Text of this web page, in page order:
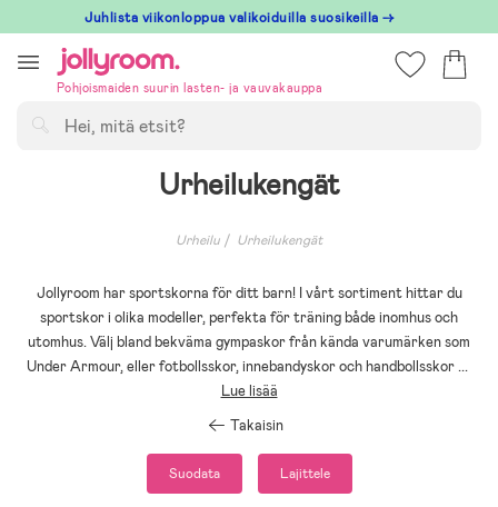
till
innehållet
Juhlista viikonloppua valikoiduilla suosikeilla →
Pohjoismaiden suurin lasten- ja vauvakauppa
Urheilukengät
Urheilu Urheilukengät
Jollyroom har sportskorna för ditt barn! I vårt sortiment hittar du
sportskor i olika modeller, perfekta för träning både inomhus och
utomhus. Välj bland bekväma gympaskor från kända varumärken som
Under Armour, eller fotbollsskor, innebandyskor och handbollsskor...
Lue lisää
Takaisin
Suodata Lajittele